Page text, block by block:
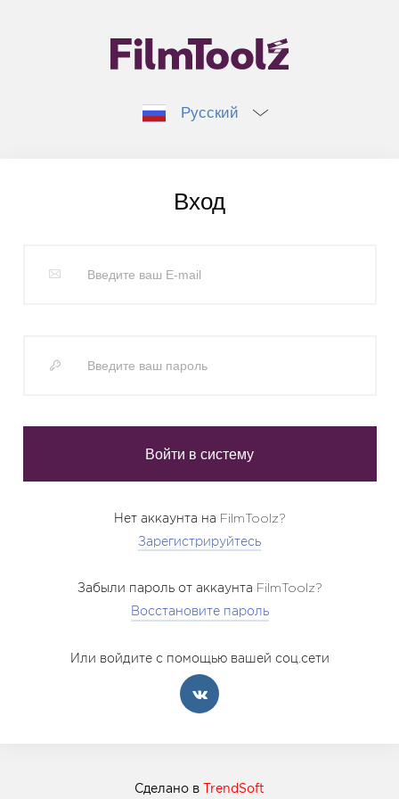
Русский
Вход
Нет аккаунта на FilmToolz?
Зарегистрируйтесь
Забыли пароль от аккаунта FilmToolz?
Восстановите пароль
Или войдите с помощью вашей соц.сети
Сделано в TrendSoft